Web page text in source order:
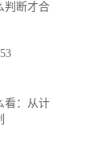
判断才合
看：从计